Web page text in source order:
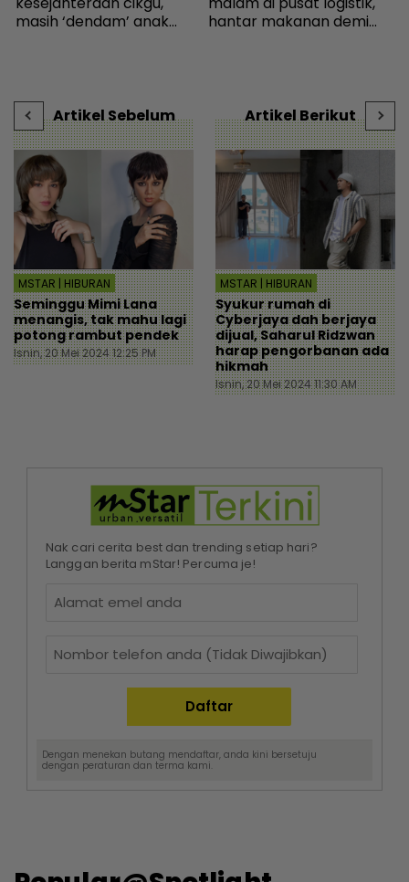
masih ‘dendam’ anak
hantar makanan demi
Artikel Sebelum
MSTAR | HIBURAN
Seminggu Mimi Lana
menangis, tak mahu lagi
potong rambut pendek
Isnin, 20 Mei 2024 12:25 PM
Artikel Berikut
MSTAR | HIBURAN
Syukur rumah di
Cyberjaya dah berjaya
dijual, Saharul Ridzwan
harap pengorbanan ada
hikmah
Isnin, 20 Mei 2024 11:30 AM
Nak cari cerita best dan trending setiap hari?
Langgan berita mStar! Percuma je!
Dengan menekan butang mendaftar, anda kini bersetuju
dengan peraturan dan terma kami.